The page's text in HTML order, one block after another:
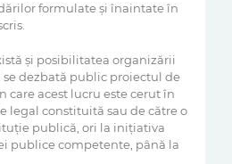
formulate şi înaintate în
şi posibilitatea organizării
dezbată public proiectul de
care acest lucru este cerut în
legal constituită sau de către o
publică, ori la inițiativa
publice competente, până la